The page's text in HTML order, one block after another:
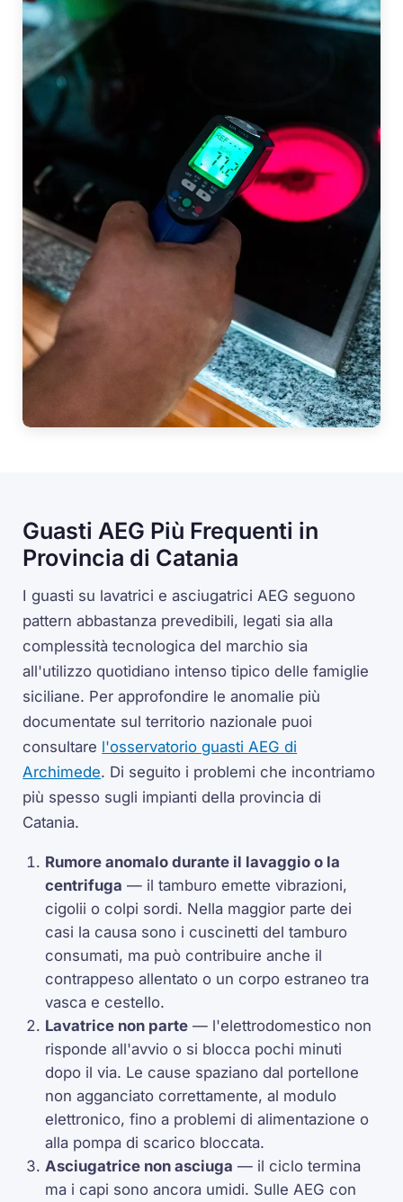
Guasti AEG Più Frequenti in
Provincia di Catania
I guasti su lavatrici e asciugatrici AEG seguono
pattern abbastanza prevedibili, legati sia alla
complessità tecnologica del marchio sia
all'utilizzo quotidiano intenso tipico delle famiglie
siciliane. Per approfondire le anomalie più
documentate sul territorio nazionale puoi
consultare l'osservatorio guasti AEG di
Archimede. Di seguito i problemi che incontriamo
più spesso sugli impianti della provincia di
Catania.
Rumore anomalo durante il lavaggio o la
centrifuga — il tamburo emette vibrazioni,
cigolii o colpi sordi. Nella maggior parte dei
casi la causa sono i cuscinetti del tamburo
consumati, ma può contribuire anche il
contrappeso allentato o un corpo estraneo tra
vasca e cestello.
Lavatrice non parte — l'elettrodomestico non
risponde all'avvio o si blocca pochi minuti
dopo il via. Le cause spaziano dal portellone
non agganciato correttamente, al modulo
elettronico, fino a problemi di alimentazione o
alla pompa di scarico bloccata.
Asciugatrice non asciuga — il ciclo termina
ma i capi sono ancora umidi. Sulle AEG con